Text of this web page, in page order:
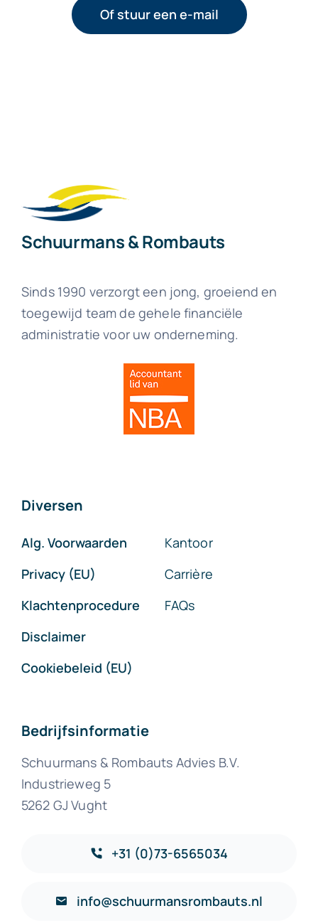
Of stuur een e-mail
Schuurmans & Rombauts
Sinds 1990 verzorgt een jong, groeiend en
toegewijd team de gehele financiële
administratie voor uw onderneming.
Diversen
Alg. Voorwaarden
Privacy (EU)
Klachtenprocedure
Disclaimer
Cookiebeleid (EU)
Kantoor
Carrière
FAQs
Bedrijfsinformatie
Schuurmans & Rombauts Advies B.V.
Industrieweg 5
5262 GJ Vught
+31 (0)73-6565034
info@schuurmansrombauts.nl